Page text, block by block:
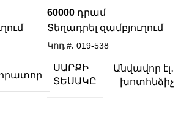
60000
Տեղադրել զամբյուղում
Կոդ #. 019-538
ՍԱՐՔԻ
ՏԵՍԱԿԸ
Անվավոր էլ․
խոտհնձիչ